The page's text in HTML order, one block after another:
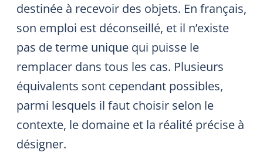
destinée à recevoir des objets. En français,
son emploi est déconseillé, et il n’existe
pas de terme unique qui puisse le
remplacer dans tous les cas. Plusieurs
équivalents sont cependant possibles,
parmi lesquels il faut choisir selon le
contexte, le domaine et la réalité précise à
désigner.